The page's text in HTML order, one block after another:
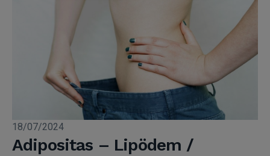
18/07/2024
Adipositas – Lipödem /